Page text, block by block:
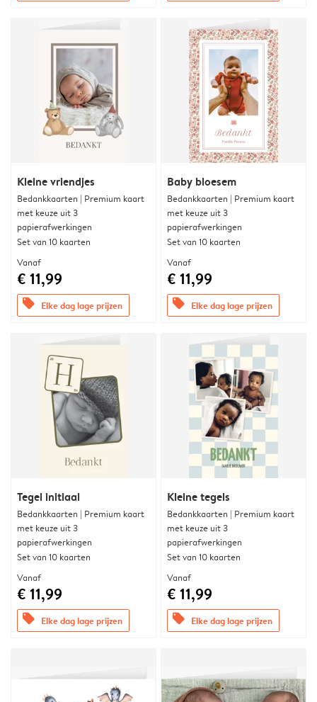
Kleine vriendjes
Bedankkaarten | Premium kaart
met keuze uit 3
papierafwerkingen
Set van 10 kaarten
Vanaf
€ 11,99
offers Elke dag lage prijzen
Baby bloesem
Bedankkaarten | Premium kaart
met keuze uit 3
papierafwerkingen
Set van 10 kaarten
Vanaf
€ 11,99
offers Elke dag lage prijzen
Tegel initiaal
Bedankkaarten | Premium kaart
met keuze uit 3
papierafwerkingen
Set van 10 kaarten
Vanaf
€ 11,99
offers Elke dag lage prijzen
Kleine tegels
Bedankkaarten | Premium kaart
met keuze uit 3
papierafwerkingen
Set van 10 kaarten
Vanaf
€ 11,99
offers Elke dag lage prijzen